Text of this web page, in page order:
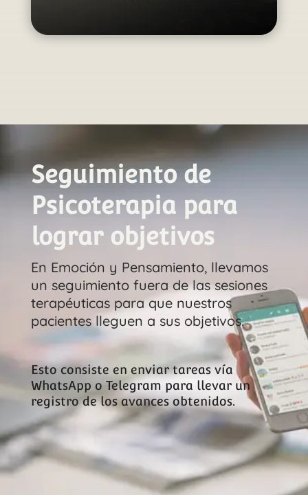
Seguimiento de
Psicoterapia para
lograr objetivos
En Emoción y Pensamiento, llevamos
un seguimiento fuera de las sesiones
terapéuticas para que nuestros
pacientes lleguen a sus objetivos.
Esto consiste en enviar tareas vía
WhatsApp o Telegram para llevar un
registro de los avances obtenidos.